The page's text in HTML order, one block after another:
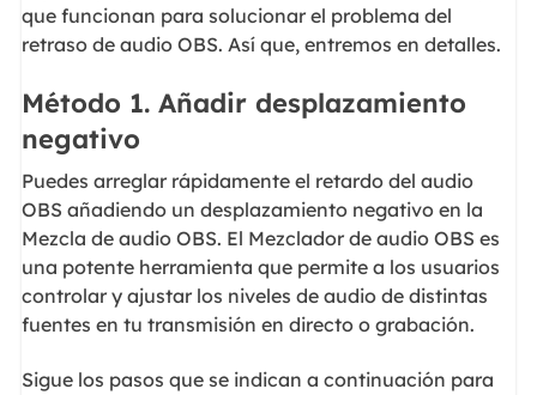
que funcionan para solucionar el problema del
retraso de audio OBS. Así que, entremos en detalles.
Método 1. Añadir desplazamiento
negativo
Puedes arreglar rápidamente el retardo del audio
OBS añadiendo un desplazamiento negativo en la
Mezcla de audio OBS. El Mezclador de audio OBS es
una potente herramienta que permite a los usuarios
controlar y ajustar los niveles de audio de distintas
fuentes en tu transmisión en directo o grabación.
Sigue los pasos que se indican a continuación para